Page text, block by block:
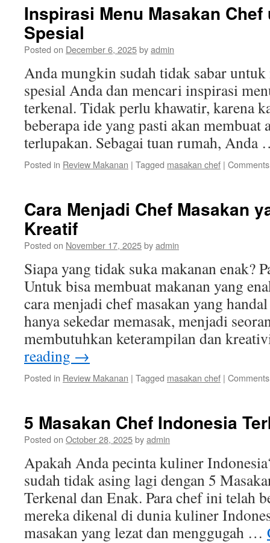
Inspirasi Menu Masakan
Spesial
Posted on December 6, 2025byadmin
Anda mungkin sudah tidak sabar untuk
spesial Anda dan mencari inspirasi
terkenal. Tidak perlu khawatir, karena
beberapa ide yang pasti akan membuat
terlupakan. Sebagai tuan rumah,
Posted in Review Makanan | Tagged masakan chef |
Cara Menjadi Chef Masakan
Kreatif
Posted on November 17, 2025byadmin
Siapa yang tidak suka makanan enak?
Untuk bisa membuat makanan yang
cara menjadi chef masakan yang
hanya sekedar memasak, menjadi
membutuhkan keterampilan dan
reading →
Posted in Review Makanan | Tagged masakan chef |
5 Masakan Chef Indonesia
Posted on October 28, 2025byadmin
Apakah Anda pecinta kuliner
sudah tidak asing lagi dengan 5
Terkenal dan Enak. Para chef ini telah
mereka dikenal di dunia kuliner
masakan yang lezat dan menggugah …